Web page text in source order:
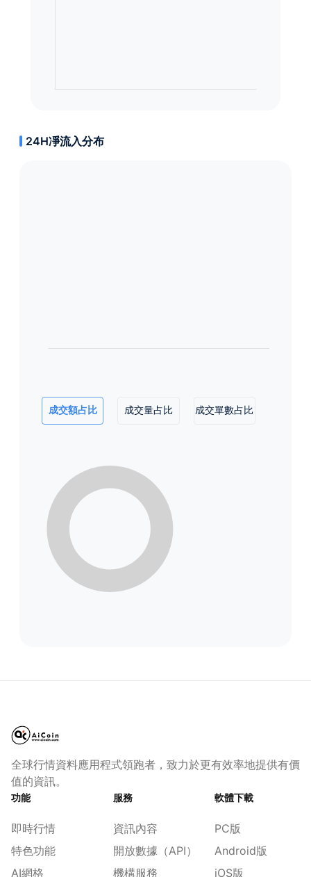
24H凈流入分布
成交額占比 成交量占比 成交單數占比
全球行情資料應用程式領跑者，致力於更有效率地提供有價
值的資訊。
功能
即時行情
特色功能
AI網格
服務
資訊內容
開放數據（API）
機構服務
軟體下載
PC版
Android版
iOS版